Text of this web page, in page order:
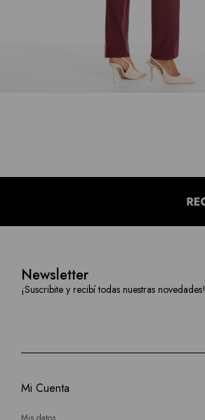
Newsletter
¡Suscribite y recibí todas nuestras novedades!
Mi Cuenta